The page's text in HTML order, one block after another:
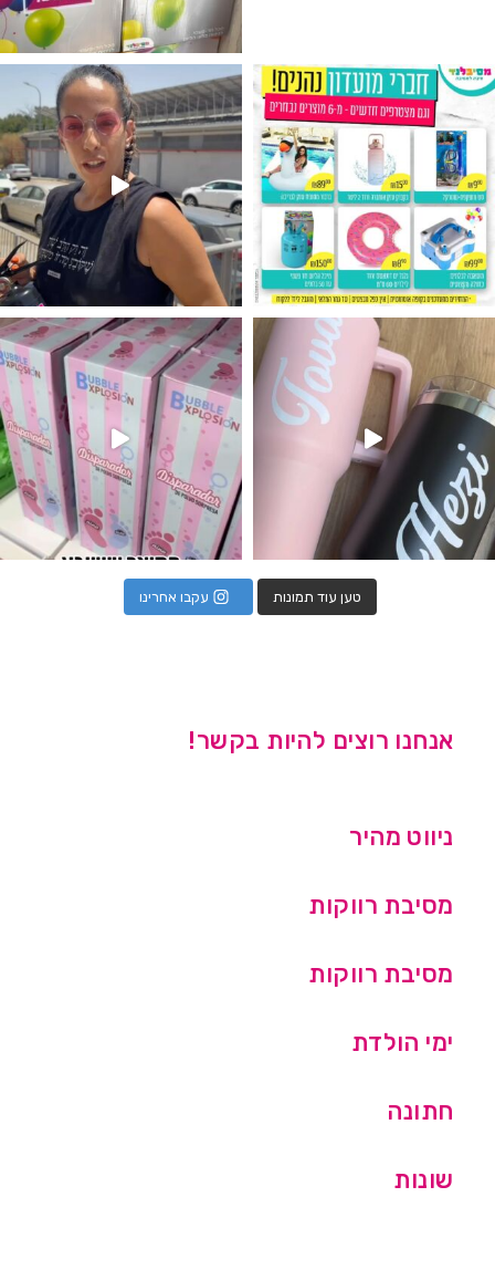
מין העובר רק במסיבלנד !! קיים
מטף לגילוי מין העובר חזר למלא
טען עוד תמונות עקבו אחרינו
אנחנו רוצים להיות בקשר!
ניווט מהיר
מסיבת רווקות
מסיבת רווקות
ימי הולדת
חתונה
שונות